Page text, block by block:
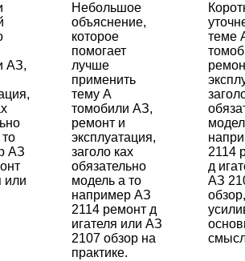
АЗ,
АЗ
или
Небольшое
объяснение,
которое
помогает
лучше
применить
тему А
томобили АЗ,
ремонт и
эксплуатация,
заголо ках
обязательно
модель а то
например АЗ
2114 ремонт д
игателя или АЗ
2107 обзор на
практике.
теме
2114
д
АЗ
обзор,